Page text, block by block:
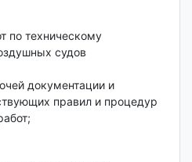
по техническому
судов
документации и
правил и процедур